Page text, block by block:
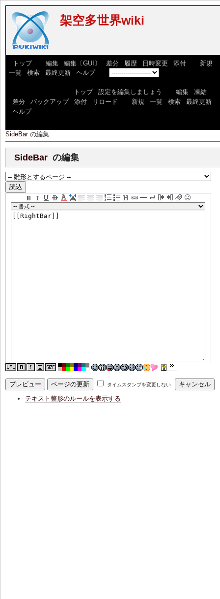
架空多世界wiki
トップ] [ 編集| 編集〔GUI〕 差分 履歴| 日時変更 添付] [ 新規
一覧
検索| 最終更新| ヘルプ] [
トップ| 設定を編集しましょう 編集| 凍結|
差分
バックアップ| 添付| リロード 新規 一覧 検索| 最終更新|
ヘルプ]
SideBarの編集
SideBar の編集
タイムスタンプを変更しない
テキスト整形のルールを表示する